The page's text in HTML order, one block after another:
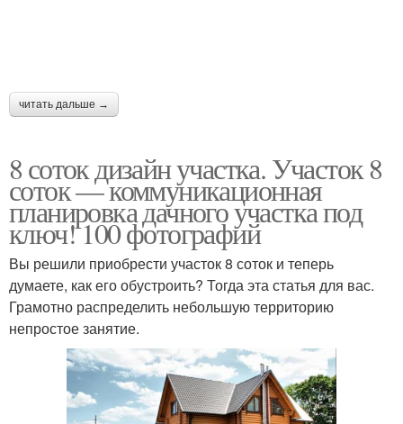
читать дальше →
8 соток дизайн участка. Участок 8
соток — коммуникационная
планировка дачного участка под
ключ! 100 фотографий
Вы решили приобрести участок 8 соток и теперь
думаете, как его обустроить? Тогда эта статья для вас.
Грамотно распределить небольшую территорию
непростое занятие.